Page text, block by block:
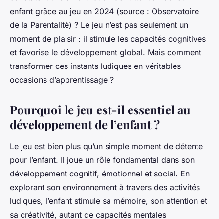
enfant grâce au jeu en 2024 (source : Observatoire
de la Parentalité) ? Le jeu n’est pas seulement un
moment de plaisir : il stimule les capacités cognitives
et favorise le développement global. Mais comment
transformer ces instants ludiques en véritables
occasions d’apprentissage ?
Pourquoi le jeu est-il essentiel au
développement de l’enfant ?
Le jeu est bien plus qu’un simple moment de détente
pour l’enfant. Il joue un rôle fondamental dans son
développement cognitif, émotionnel et social. En
explorant son environnement à travers des activités
ludiques, l’enfant stimule sa mémoire, son attention et
sa créativité, autant de capacités mentales